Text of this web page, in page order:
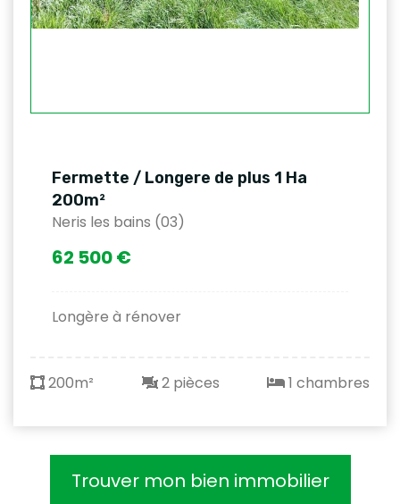
Fermette / Longere de plus 1 Ha
200m²
Neris les bains (03)
62 500 €
Longère à rénover
200m² 2 pièces 1 chambres
Trouver mon bien immobilier